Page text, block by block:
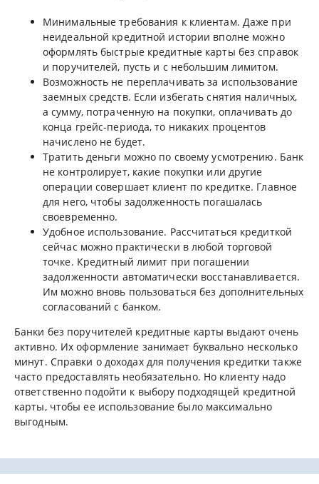
Минимальные требования к клиентам. Даже при
неидеальной кредитной истории вполне можно
оформлять быстрые кредитные карты без справок
и поручителей, пусть и с небольшим лимитом.
Возможность не переплачивать за использование
заемных средств. Если избегать снятия наличных,
а сумму, потраченную на покупки, оплачивать до
конца грейс-периода, то никаких процентов
начислено не будет.
Тратить деньги можно по своему усмотрению. Банк
не контролирует, какие покупки или другие
операции совершает клиент по кредитке. Главное
для него, чтобы задолженность погашалась
своевременно.
Удобное использование. Рассчитаться кредиткой
сейчас можно практически в любой торговой
точке. Кредитный лимит при погашении
задолженности автоматически восстанавливается.
Им можно вновь пользоваться без дополнительных
согласований с банком.
Банки без поручителей кредитные карты выдают очень
активно. Их оформление занимает буквально несколько
минут. Справки о доходах для получения кредитки также
часто предоставлять необязательно. Но клиенту надо
ответственно подойти к выбору подходящей кредитной
карты, чтобы ее использование было максимально
выгодным.